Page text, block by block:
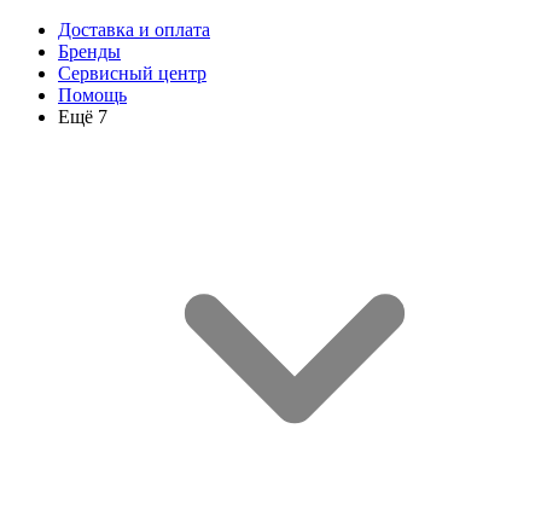
Доставка и оплата
Бренды
Сервисный центр
Помощь
Ещё 7